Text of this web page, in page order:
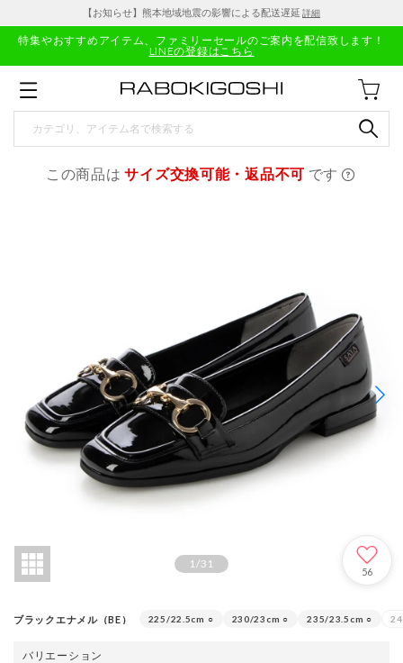
【お知らせ】熊本地域地震の影響による配送遅延 詳細
特集やおすすめアイテム、ファミリーセールのご案内を配信致します！
LINEの登録はこちら
この商品はサイズ交換可能・返品不可 です
1/31
56
ブラックエナメル（BE） 225/22.5cm ○ 230/23cm ○ 235/23.5cm ○
バリエーション